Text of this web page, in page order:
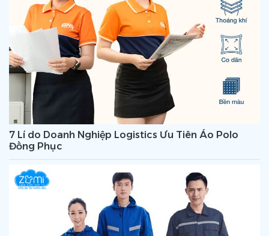
7 Lí do Doanh Nghiệp Logistics Ưu Tiên Áo Polo
Đồng Phục